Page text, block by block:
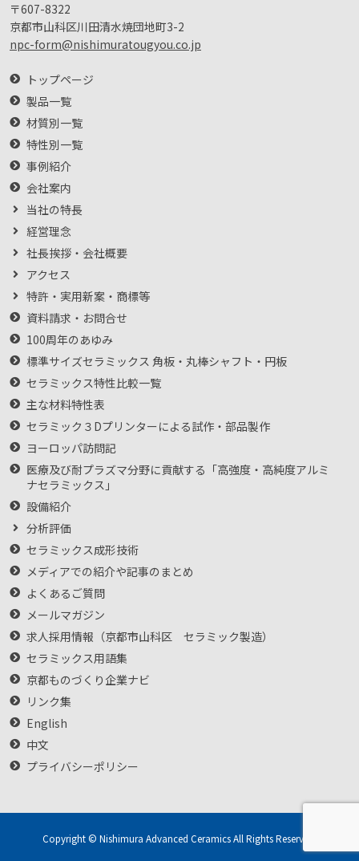
〒607-8322
京都市山科区川田清水焼団地町3-2
npc-form@nishimuratougyou.co.jp
トップページ
製品一覧
材質別一覧
特性別一覧
事例紹介
会社案内
当社の特長
経営理念
社長挨拶・会社概要
アクセス
特許・実用新案・商標等
資料請求・お問合せ
100周年のあゆみ
標準サイズセラミックス 角板・丸棒シャフト・円板
セラミックス特性比較一覧
主な材料特性表
セラミック３Dプリンターによる試作・部品製作
ヨーロッパ訪問記
医療及び耐プラズマ分野に貢献する「高強度・高純度アルミ
ナセラミックス」
設備紹介
分析評価
セラミックス成形技術
メディアでの紹介や記事のまとめ
よくあるご質問
メールマガジン
求人採用情報（京都市山科区 セラミック製造）
セラミックス用語集
京都ものづくり企業ナビ
リンク集
English
中文
プライバシーポリシー
Copyright © Nishimura Advanced Ceramics All Rights Reserved.